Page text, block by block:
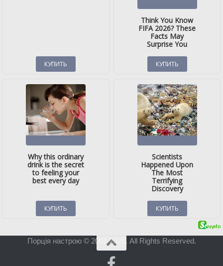
Порція настрою © 2001-2026. All Rights Reserved.